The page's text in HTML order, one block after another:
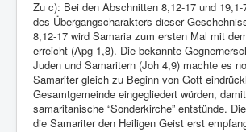
Zu c): Bei den Abschnitten 8,12-17 und
des Übergangscharakters dieser
8,12-17 wird Samaria zum ersten Mal mit
erreicht (Apg 1,8). Die bekannte
Juden und Samaritern (Joh 4,9) machte es
Samariter gleich zu Beginn von Gott
Gesamtgemeinde eingegliedert würden,
samaritanische “Sonderkirche” entstünde.
die Samariter den Heiligen Geist erst